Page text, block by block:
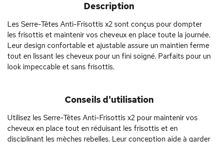
Description
Les Serre-Têtes Anti-Frisottis x2 sont conçus pour dompter
les frisottis et maintenir vos cheveux en place toute la journée.
Leur design confortable et ajustable assure un maintien ferme
tout en lissant les cheveux pour un fini soigné. Parfaits pour un
look impeccable et sans frisottis.
Conseils d'utilisation
Utilisez les Serre-Têtes Anti-Frisottis x2 pour maintenir vos
cheveux en place tout en réduisant les frisottis et en
disciplinant les mèches rebelles. Leur conception aide à garder